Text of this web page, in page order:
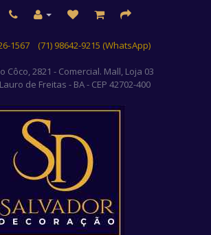
1567 (71) 98642-9215 (WhatsApp)
Côco, 2821 - Comercial. Mall, Loja 03
de Freitas - BA - CEP 42702-400